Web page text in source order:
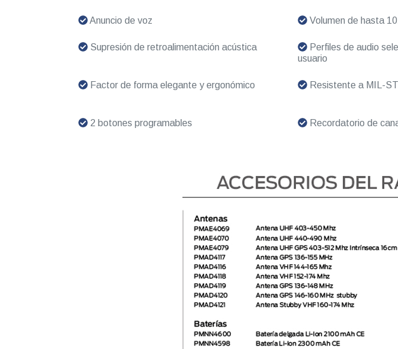
Anuncio de voz Volumen de hasta
Supresión de retroalimentación acústica
Perfiles de audio
usuario
Factor de forma elegante y ergonómico Resistente a MIL-
2 botones programables Recordatorio de